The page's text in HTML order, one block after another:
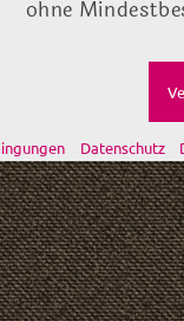
ohne
Datenschutz